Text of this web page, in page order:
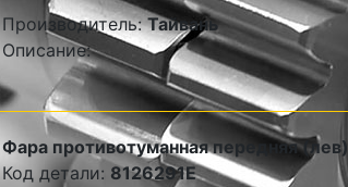
Производитель:Тайвань
Описание:
Фара противотуманная передняя (лев)
Код детали: 8126291E